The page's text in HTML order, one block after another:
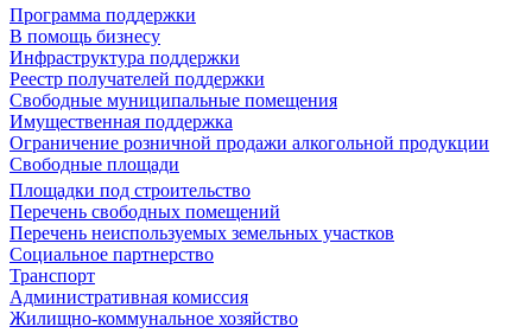
Программа поддержки
В помощь бизнесу
Инфраструктура поддержки
Реестр получателей поддержки
Свободные муниципальные помещения
Имущественная поддержка
Ограничение розничной продажи алкогольной продукции
Свободные площади
Площадки под строительство
Перечень свободных помещений
Перечень неиспользуемых земельных участков
Социальное партнерство
Транспорт
Административная комиссия
Жилищно-коммунальное хозяйство